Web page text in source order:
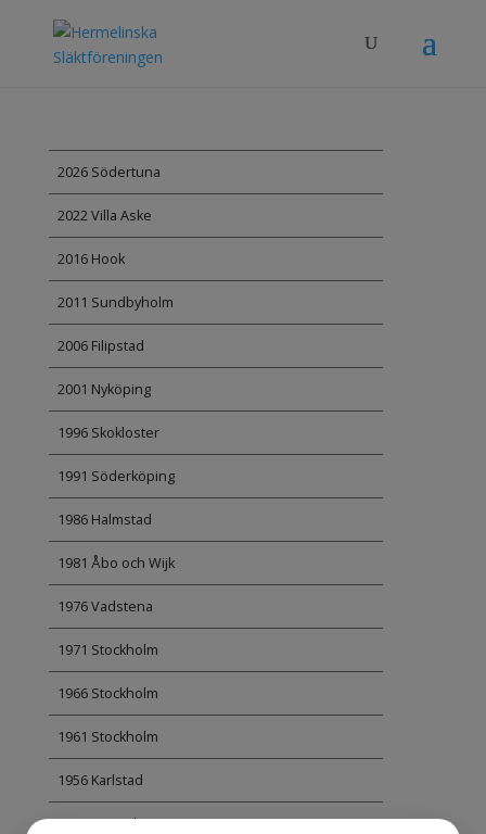
2026 Södertuna
2022 Villa Aske
2016 Hook
2011 Sundbyholm
2006 Filipstad
2001 Nyköping
1996 Skokloster
1991 Söderköping
1986 Halmstad
1981 Åbo och Wijk
1976 Vadstena
1971 Stockholm
1966 Stockholm
1961 Stockholm
1956 Karlstad
1951 Uppsala